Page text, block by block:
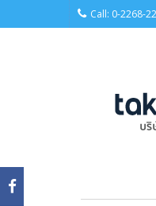
Call: 0-2268-